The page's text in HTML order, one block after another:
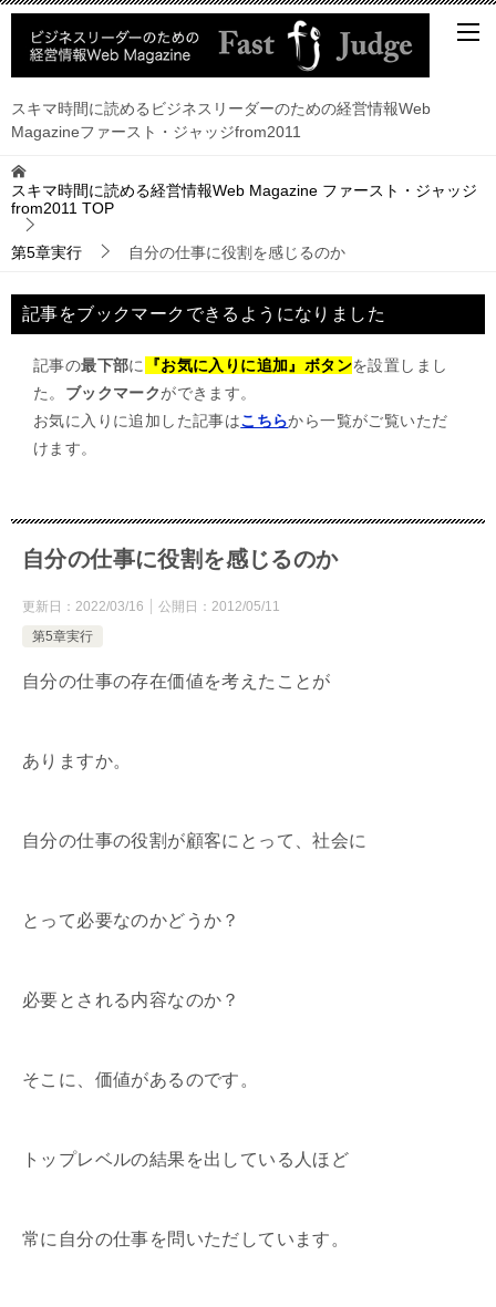
スキマ時間に読めるビジネスリーダーのための経営情報Web
Magazineファースト・ジャッジfrom2011
スキマ時間に読める経営情報Web Magazine ファースト・ジャッジ
from2011 TOP
第5章実行 自分の仕事に役割を感じるのか
記事をブックマークできるようになりました
記事の最下部に 『お気に入りに追加』ボタンを設置しまし
た。 ブックマークができます。
お気に入りに追加した記事はこちらから一覧がご覧いただ
けます。
自分の仕事に役割を感じるのか
更新日： 2022/03/16 公開日： 2012/05/11
第5章実行
自分の仕事の存在価値を考えたことが
ありますか。
自分の仕事の役割が顧客にとって、社会に
とって必要なのかどうか？
必要とされる内容なのか？
そこに、価値があるのです。
トップレベルの結果を出している人ほど
常に自分の仕事を問いただしています。